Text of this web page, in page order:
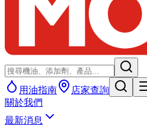
用油指南
店家查詢
關於我們
最新消息